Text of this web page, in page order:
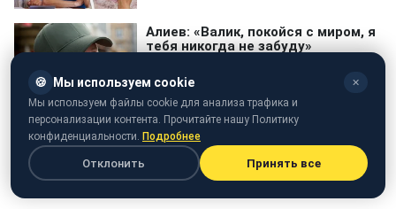
🍪 Мы используем cookie ✕
Мы используем файлы cookie для анализа трафика и
персонализации контента. Прочитайте нашу Политику
конфиденциальности. Подробнее
Отклонить Принять все